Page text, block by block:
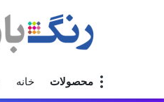
محصولات خانه